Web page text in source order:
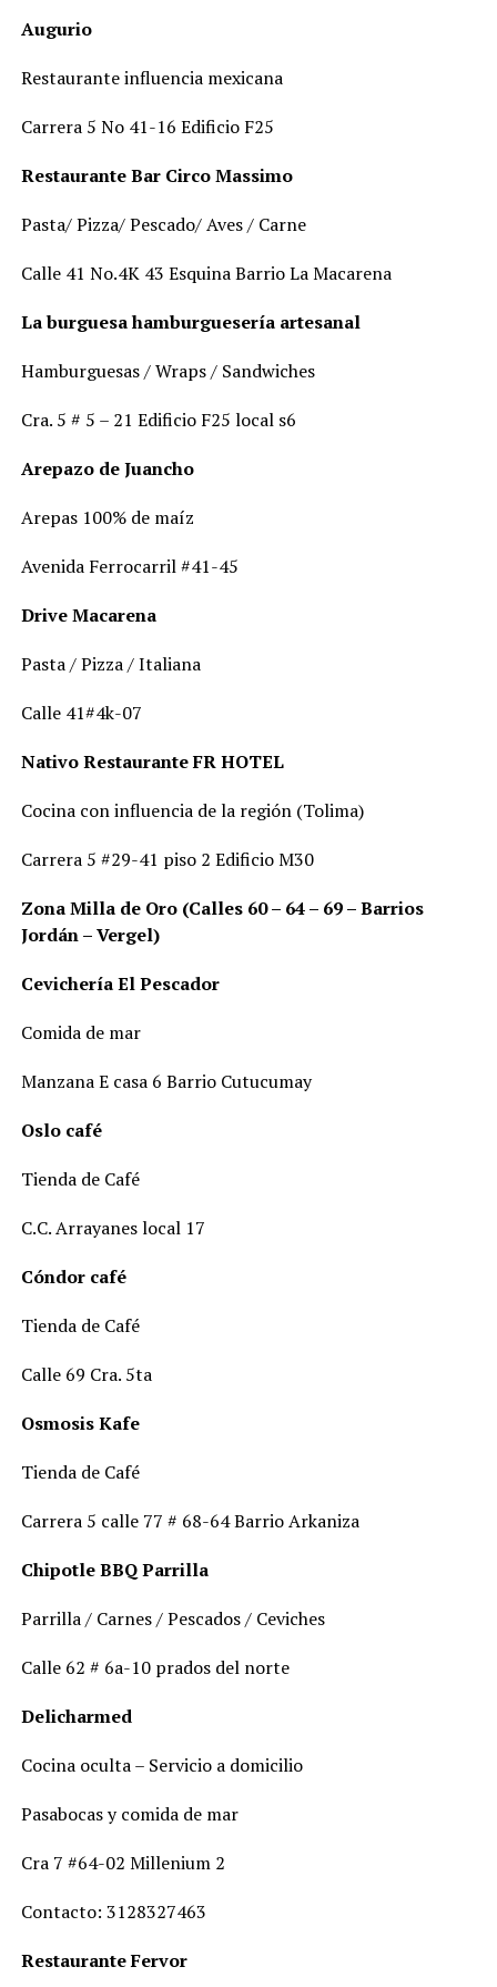
Augurio
Restaurante influencia mexicana
Carrera 5 No 41-16 Edificio F25
Restaurante Bar Circo Massimo
Pasta/ Pizza/ Pescado/ Aves / Carne
Calle 41 No.4K 43 Esquina Barrio La Macarena
La burguesa hamburguesería artesanal
Hamburguesas / Wraps / Sandwiches
Cra. 5 # 5 – 21 Edificio F25 local s6
Arepazo de Juancho
Arepas 100% de maíz
Avenida Ferrocarril #41-45
Drive Macarena
Pasta / Pizza / Italiana
Calle 41#4k-07
Nativo Restaurante FR HOTEL
Cocina con influencia de la región (Tolima)
Carrera 5 #29-41 piso 2 Edificio M30
Zona Milla de Oro (Calles 60 – 64 – 69 – Barrios
Jordán – Vergel)
Cevichería El Pescador
Comida de mar
Manzana E casa 6 Barrio Cutucumay
Oslo café
Tienda de Café
C.C. Arrayanes local 17
Cóndor café
Tienda de Café
Calle 69 Cra. 5ta
Osmosis Kafe
Tienda de Café
Carrera 5 calle 77 # 68-64 Barrio Arkaniza
Chipotle BBQ Parrilla
Parrilla / Carnes / Pescados / Ceviches
Calle 62 # 6a-10 prados del norte
Delicharmed
Cocina oculta – Servicio a domicilio
Pasabocas y comida de mar
Cra 7 #64-02 Millenium 2
Contacto: 3128327463
Restaurante Fervor